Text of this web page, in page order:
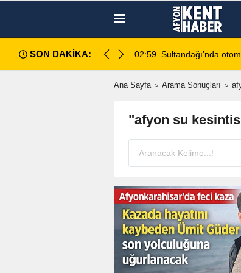
SON DAKİKA:
2 ölü, 2 yaralı 02:13 Afyonkarahisar'da
Ana Sayfa Arama Sonuçları
"afyon su